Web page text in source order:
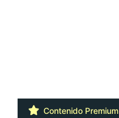
Contenido Premium